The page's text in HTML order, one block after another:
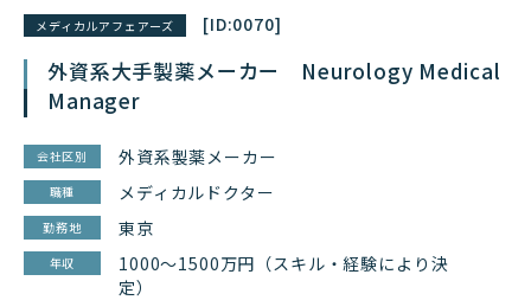
メディカルアフェアーズ [ID:0070]
外資系大手製薬メーカー Neurology Medical
Manager
会社区別 外資系製薬メーカー
職種 メディカルドクター
勤務地 東京
年収
1000～1500万円（スキル・経験により決
定）